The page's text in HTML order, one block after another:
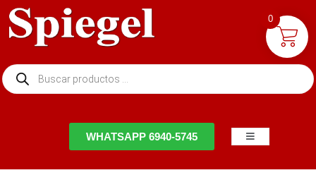
WHATSAPP 6940-5745
0